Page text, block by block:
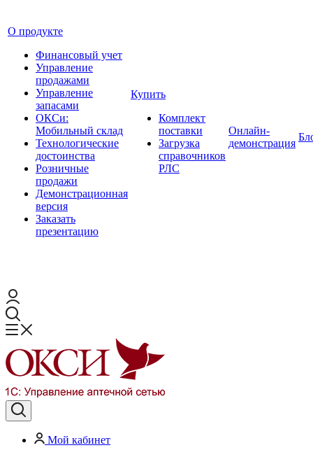
О продукте
Финансовый учет
Управление
продажами
Управление
запасами
ОКСи:
Мобильный склад
Технологические
достоинства
Розничные
продажи
Демонстрационная
версия
Заказать
презентацию
Купить
Комплект
поставки
Загрузка
справочников
РЛС
Онлайн-
демонстрация
Мой кабинет